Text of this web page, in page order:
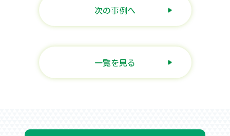
次の事例へ
一覧を見る